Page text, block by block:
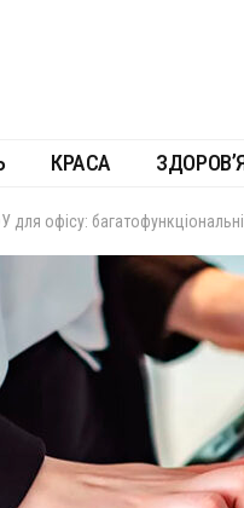
КРАСА
офісу: